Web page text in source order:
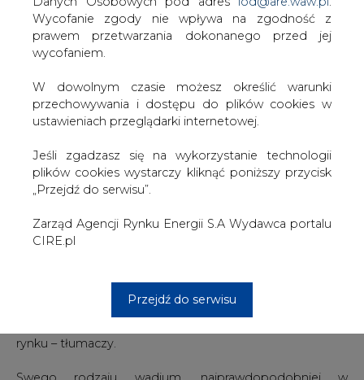
Wycofanie zgody nie wpływa na zgodność z
prawem przetwarzania dokonanego przed jej
wycofaniem.
W dowolnym czasie możesz określić warunki
przechowywania i dostępu do plików cookies w
ustawieniach przeglądarki internetowej.
Jeśli zgadzasz się na wykorzystanie technologii
plików cookies wystarczy kliknąć poniższy przycisk
„Przejdź do serwisu”.
Zarząd Agencji Rynku Energii S.A Wydawca portalu
CIRE.pl
Przejdź do serwisu
sobą.
– Z doświadczeń APX, najbardziej zaawansowanej w tym
możemy zastosować. Być może my będziemy jednak
aktywniej od niej działać na tym rynku. Oferowanie
wyłącznie placu to za mało – mówi Grzegorz
być widoczna przede wszystkim w pozyskiwaniu
dostawców.
obrót. – Największy problem jest z dostawcami, którzy
mogą rzeczywiście zapewnić nieprzerwane dostawy –
które będzie egzekwowane w przypadku
niedotrzymania warunków umowy przez jedną ze stron.
rynku – tłumaczy.